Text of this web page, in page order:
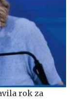
rok za